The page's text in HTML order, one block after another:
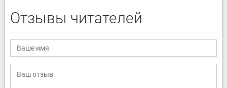
Отзывы читателей